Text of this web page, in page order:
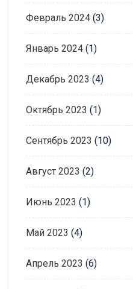
Февраль 2024 (3)
Январь 2024 (1)
Декабрь 2023 (4)
Октябрь 2023 (1)
Сентябрь 2023 (10)
Август 2023 (2)
Июнь 2023 (1)
Май 2023 (4)
Апрель 2023 (6)